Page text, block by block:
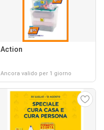
Action
Ancora valido per 1 giorno